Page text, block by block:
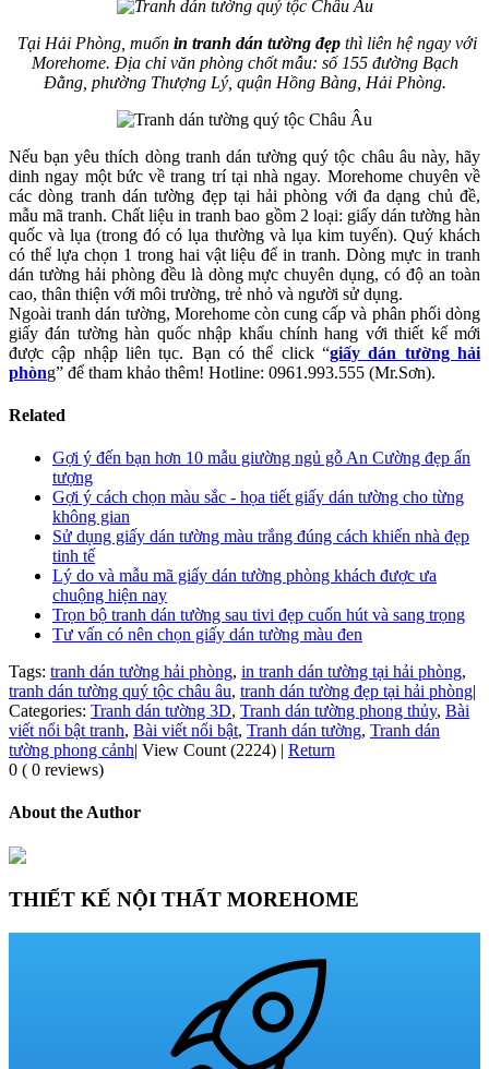
Tại Hải Phòng, muốnin tranh dán tường đẹp thì liên hệ ngay với
Morehome. Địa chỉ văn phòng chốt mẫu: số 155 đường Bạch
Đằng, phường Thượng Lý, quận Hồng Bàng, Hải Phòng.
Nếu bạn yêu thích dòng tranh dán tường quý tộc châu âu này, hãy
dinh ngay một bức về trang trí tại nhà ngay. Morehome chuyên về
các dòng tranh dán tường đẹp tại hải phòng với đa dạng chủ đề,
mẫu mã tranh. Chất liệu in tranh bao gồm 2 loại: giấy dán tường hàn
quốc và lụa (trong đó có lụa thường và lụa kim tuyến). Quý khách
có thể lựa chọn 1 trong hai vật liệu để in tranh. Dòng mực in tranh
dán tường hải phòng đều là dòng mực chuyên dụng, có độ an toàn
cao, thân thiện với môi trường, trẻ nhỏ và người sử dụng.
Ngoài tranh dán tường, Morehome còn cung cấp và phân phối dòng
giấy đán tường hàn quốc nhập khẩu chính hang với thiết kế mới
được cập nhập liên tục. Bạn có thể click “giấy dán tường hải
phòng” để tham khảo thêm! Hotline: 0961.993.555 (Mr.Sơn).
Related
Gợi ý đến bạn hơn 10 mẫu giường ngủ gỗ An Cường đẹp ấn
tượng
Gợi ý cách chọn màu sắc - họa tiết giấy dán tường cho từng
không gian
Sử dụng giấy dán tường màu trắng đúng cách khiến nhà đẹp
tinh tế
Lý do và mẫu mã giấy dán tường phòng khách được ưa
chuộng hiện nay
Trọn bộ tranh dán tường sau tivi đẹp cuốn hút và sang trọng
Tư vấn có nên chọn giấy dán tường màu đen
Tags: tranh dán tường hải phòng, in tranh dán tường tại hải phòng,
tranh dán tường quý tộc châu âu, tranh dán tường đẹp tại hải phòng|
Categories: Tranh dán tường 3D, Tranh dán tường phong thủy, Bài
viết nổi bật tranh, Bài viết nổi bật, Tranh dán tường, Tranh dán
tường phong cảnh| View Count (2224) | Return
0 ( 0 reviews)
About the Author
THIẾT KẾ NỘI THẤT MOREHOME